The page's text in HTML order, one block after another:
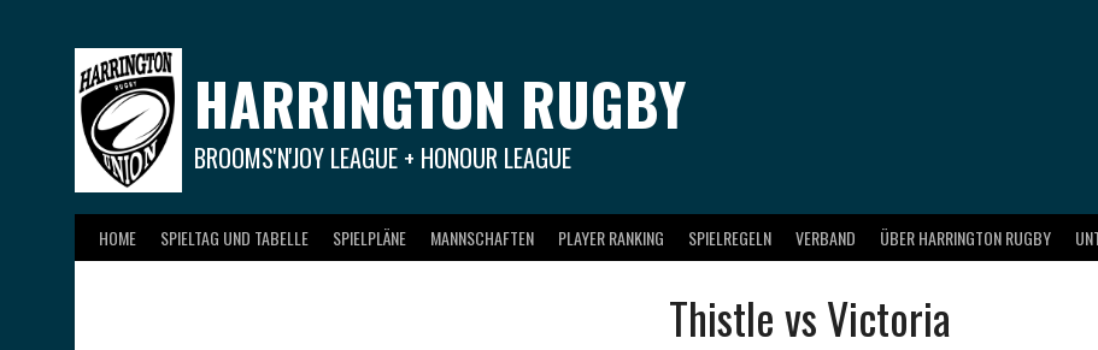
HARRINGTON RUGBY
BROOMS'N'JOY LEAGUE + HONOUR LEAGUE
HOME SPIELTAG UND TABELLE SPIELPLÄNE MANNSCHAFTEN PLAYER RANKING SPIELREGELN VERBAND ÜBER HARRINGTON RUGBY
Thistle vs Victoria